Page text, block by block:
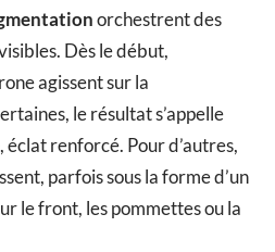
orchestrent des
Dès le début,
agissent sur la
le résultat s’appelle
éclat renforcé. Pour d’autres,
parfois sous la forme d’un
le front, les pommettes ou la